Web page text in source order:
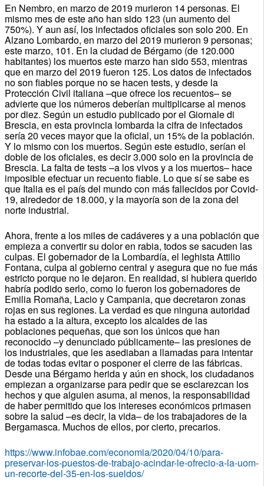
En Nembro, en marzo de 2019 murieron 14 personas. El
mismo mes de este año han sido 123 (un aumento del
750%). Y aun así, los infectados oficiales son solo 200. En
Alzano Lombardo, en marzo del 2019 murieron 9 personas;
este marzo, 101. En la ciudad de Bérgamo (de 120.000
habitantes) los muertos este marzo han sido 553, mientras
que en marzo del 2019 fueron 125. Los datos de infectados
no son fiables porque no se hacen tests, y desde la
Protección Civil italiana –que ofrece los recuentos– se
advierte que los números deberían multiplicarse al menos
por diez. Según un estudio publicado por el Giornale di
Brescia, en esta provincia lombarda la cifra de infectados
sería 20 veces mayor que la oficial, un 15% de la población.
Y lo mismo con los muertos. Según este estudio, serían el
doble de los oficiales, es decir 3.000 solo en la provincia de
Brescia. La falta de tests –a los vivos y a los muertos– hace
imposible efectuar un recuento fiable. Lo que sí se sabe es
que Italia es el país del mundo con más fallecidos por Covid-
19, alrededor de 18.000, y la mayoría son de la zona del
norte industrial.
Ahora, frente a los miles de cadáveres y a una población que
empieza a convertir su dolor en rabia, todos se sacuden las
culpas. El gobernador de la Lombardía, el leghista Attilio
Fontana, culpa al gobierno central y asegura que no fue más
estricto porque no le dejaron. En realidad, si hubiera querido
habría podido serlo, como lo fueron los gobernadores de
Emilia Romaña, Lacio y Campania, que decretaron zonas
rojas en sus regiones. La verdad es que ninguna autoridad
ha estado a la altura, excepto los alcaldes de las
poblaciones pequeñas, que son los únicos que han
reconocido –y denunciado públicamente– las presiones de
los industriales, que les asediaban a llamadas para intentar
de todas todas evitar o posponer el cierre de las fábricas.
Desde una Bérgamo herida y aún en shock, los ciudadanos
empiezan a organizarse para pedir que se esclarezcan los
hechos y que alguien asuma, al menos, la responsabilidad
de haber permitido que los intereses económicos primasen
sobre la salud –es decir, la vida– de los trabajadores de la
Bergamasca. Muchos de ellos, por cierto, precarios.
https://www.infobae.com/economia/2020/04/10/para-
preservar-los-puestos-de-trabajo-acindar-le-ofrecio-a-la-uom-
un-recorte-del-35-en-los-sueldos/